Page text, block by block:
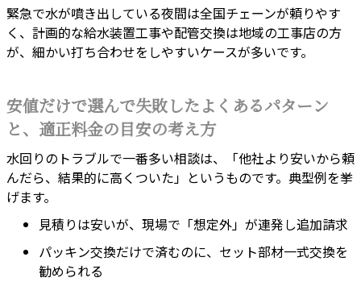
緊急で水が噴き出している夜間は全国チェーンが頼りやす
く、計画的な給水装置工事や配管交換は地域の工事店の方
が、細かい打ち合わせをしやすいケースが多いです。
安値だけで選んで失敗したよくあるパターン
と、適正料金の目安の考え方
水回りのトラブルで一番多い相談は、「他社より安いから頼
んだら、結果的に高くついた」というものです。典型例を挙
げます。
見積りは安いが、現場で「想定外」が連発し追加請求
パッキン交換だけで済むのに、セット部材一式交換を
勧められる